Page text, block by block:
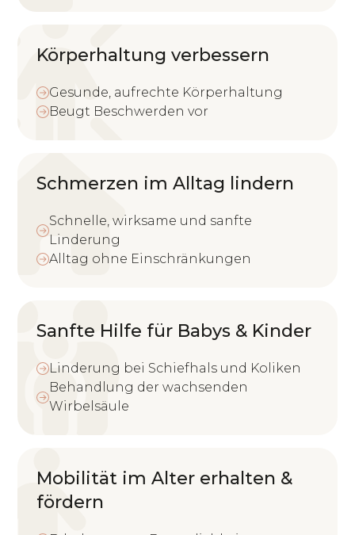
Körperhaltung verbessern
Gesunde, aufrechte Körperhaltung
Beugt Beschwerden vor
Schmerzen im Alltag lindern
Schnelle, wirksame und sanfte
Linderung
Alltag ohne Einschränkungen
Sanfte Hilfe für Babys & Kinder
Linderung bei Schiefhals und Koliken
Behandlung der wachsenden
Wirbelsäule
Mobilität im Alter erhalten &
fördern